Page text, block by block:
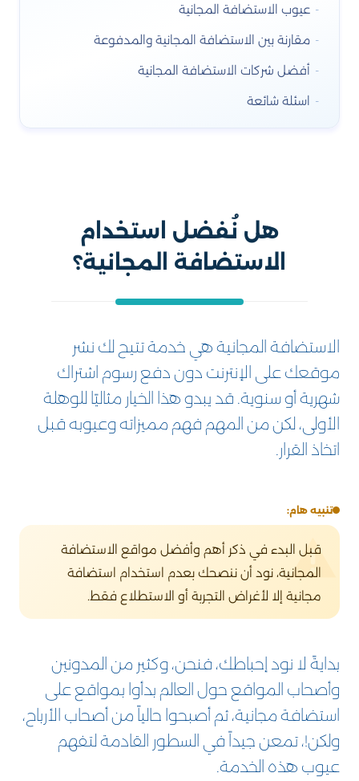
عيوب الاستضافة المجانية
مقارنة بين الاستضافة المجانية والمدفوعة
أفضل شركات الاستضافة المجانية
اسئلة شائعة
هل نُفضل استخدام
الاستضافة المجانية؟
الاستضافة المجانية هي خدمة تتيح لك نشر
موقعك على الإنترنت دون دفع رسوم اشتراك
شهرية أو سنوية. قد يبدو هذا الخيار مثاليًا للوهلة
الأولى، لكن من المهم فهم مميزاته وعيوبه قبل
اتخاذ القرار.
تنبيه هام:
قبل البدء في ذكر أهم وأفضل مواقع الاستضافة
المجانية، نود أن ننصحك بعدم استخدام استضافة
مجانية إلا لأغراض التجربة أو الاستطلاع فقط.
بدايةً لا نود إحباطك، فنحن، وكثير من المدونين
وأصحاب المواقع حول العالم بدأوا بمواقع على
استضافة مجانية، ثم أصبحوا حالياً من أصحاب الأرباح،
ولكن!، تمعن جيداً في السطور القادمة لتفهم
عيوب هذه الخدمة.